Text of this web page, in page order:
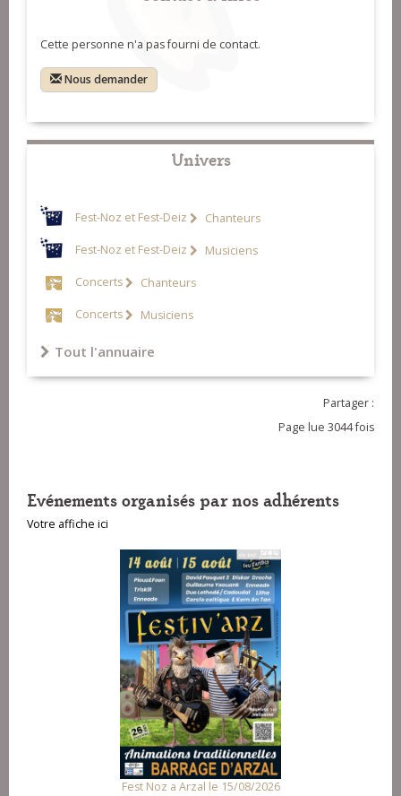
Cette personne n'a pas fourni de contact.
Nous demander
Univers
Fest-Noz et Fest-Deiz Chanteurs
Fest-Noz et Fest-Deiz Musiciens
Concerts Chanteurs
Concerts Musiciens
Tout l'annuaire
Partager :
Page lue 3044 fois
Evénements organisés par nos adhérents
Votre affiche ici
Fest Noz a Arzal le 15/08/2026